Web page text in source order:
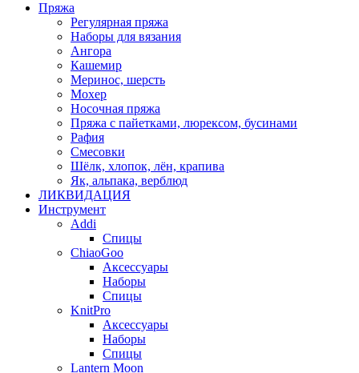
Пряжа
Регулярная пряжа
Наборы для вязания
Ангора
Кашемир
Меринос, шерсть
Мохер
Носочная пряжа
Пряжа с пайетками, люрексом, бусинами
Рафия
Смесовки
Шёлк, хлопок, лён, крапива
Як, альпака, верблюд
ЛИКВИДАЦИЯ
Инструмент
Addi
Спицы
ChiaoGoo
Аксессуары
Наборы
Спицы
KnitPro
Аксессуары
Наборы
Спицы
Lantern Moon